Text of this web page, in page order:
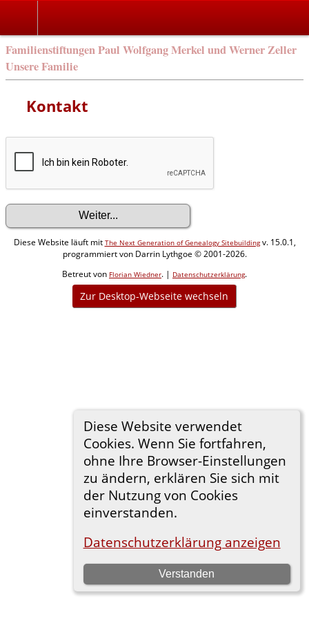
Familienstiftungen Paul Wolfgang Merkel und Werner Zeller
Unsere Familie
Diese Website verwendet
Cookies. Wenn Sie fortfahren,
ohne Ihre Browser-Einstellungen
zu ändern, erklären Sie sich mit
der Nutzung von Cookies
einverstanden.
Datenschutzerklärung anzeigen
Verstanden
Kontakt
Diese Website läuft mit The Next Generation of Genealogy Sitebuildingv. 15.0.1,
programmiert von Darrin Lythgoe © 2001-2026.
Betreut von Florian Wiedner. | Datenschutzerklärung.
Zur Desktop-Webseite wechseln